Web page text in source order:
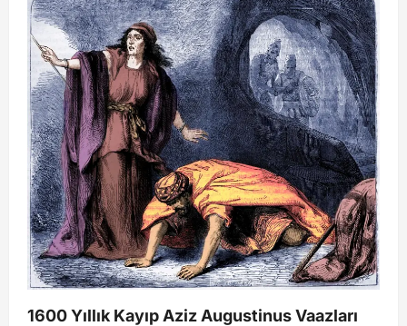
1600 Yıllık Kayıp Aziz Augustinus Vaazları